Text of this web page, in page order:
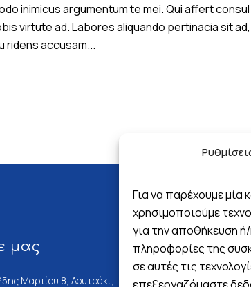
Για να παρέχουμε μία
χρησιμοποιούμε
για την αποθήκευση
πληροφορίες της
σε αυτές τις
inimicus argumentum te mei. Qui affert consul
virtute ad. Labores aliquando pertinacia sit
ridens accusam...
μας
Μαρτίου 8, Λουτράκι,
Follow us